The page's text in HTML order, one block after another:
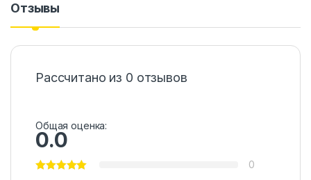
Отзывы
Рассчитано из 0 отзывов
Общая оценка:
0.0
0